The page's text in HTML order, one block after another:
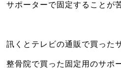
サポーターで固定することが
訊くとテレビの通販で買った
整骨院で買った固定用のサポ